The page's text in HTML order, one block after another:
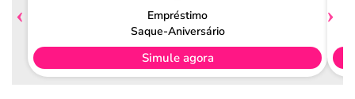
Empréstimo
Saque-Aniversário
Simule agora